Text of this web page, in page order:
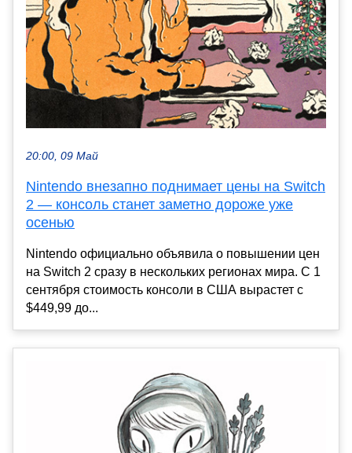
20:00, 09 Май
Nintendo внезапно поднимает цены на Switch
2 — консоль станет заметно дороже уже
осенью
Nintendo официально объявила о повышении цен
на Switch 2 сразу в нескольких регионах мира. С 1
сентября стоимость консоли в США вырастет с
$449,99 до...